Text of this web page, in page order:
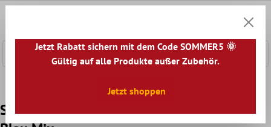
Schwimmbad Pool Mosaik North Sea Weiß
Jetzt Rabatt sichern mit dem Code SOMMER5 🌞
Gültig auf alle Produkte außer Zubehör.
Jetzt shoppen